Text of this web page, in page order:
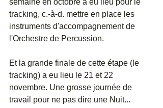
semaine en octobre a eu lieu pour le
tracking, c.-à-d. mettre en place les
instruments d'accompagnement de
l'Orchestre de Percussion.
Et la grande finale de cette étape (le
tracking) a eu lieu le 21 et 22
novembre. Une grosse journée de
travail pour ne pas dire une Nuit...